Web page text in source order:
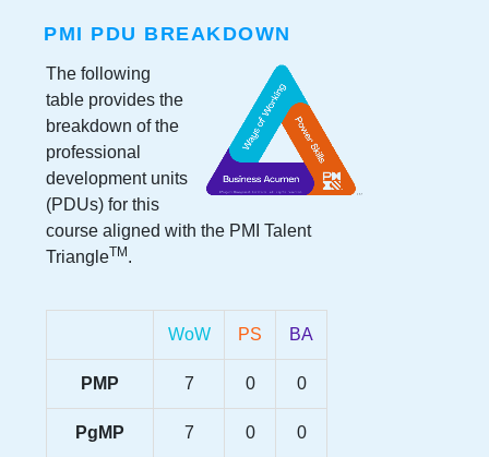
PMI PDU BREAKDOWN
The following
table provides the
breakdown of the
professional
development units
(PDUs) for this
course aligned with the PMI Talent
TriangleTM .
WoW PS BA
PMP 7 0 0
PgMP 7 0 0